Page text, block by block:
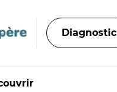
Diagnostic